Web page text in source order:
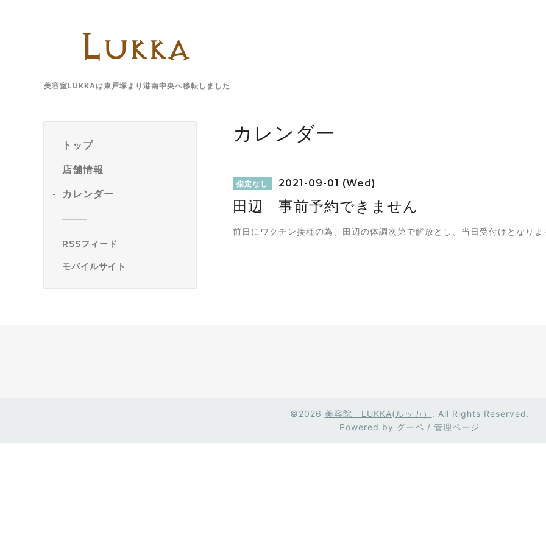
美容室LUKKAは東戸塚より港南中央へ移転しました
トップ
店舗情報
カレンダー
RSSフィード
モバイルサイト
カレンダー
指定なし 2021-09-01 (Wed)
田辺 事前予約できません
前日にワクチン接種の為、田辺の体調次第で解放とし、当日受付けとなりま
©2026 美容院 LUKKA(ルッカ） . All Rights Reserved.
Powered by グーペ / 管理ページ